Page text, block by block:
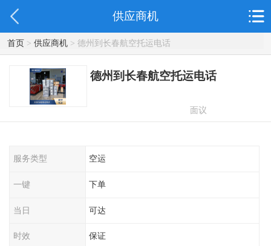
供应商机
首页> 供应商机> 德州到长春航空托运电话
德州到长春航空托运电话
面议
服务类型 空运
一键 下单
当日 可达
时效 保证